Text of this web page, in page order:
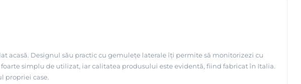
acasă. Designul său practic cu gemulețe laterale îți permite să monitorizezi cu
simplu de utilizat, iar calitatea produsului este evidentă, fiind fabricat în Italia.
propriei case.